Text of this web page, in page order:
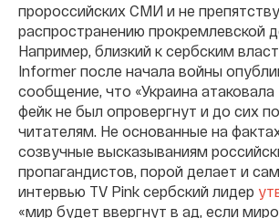
пророссийских СМИ и не
распространению прокремлевской
Например, близкий к сербским
Informer после начала войны
сообщение, что «Украина
фейк не был опровергнут и до сих
читателям. Не основанные на фактах
созвучные высказываниям
пропагандистов, порой делает и
интервью TV Pink сербский лидер
«мир будет ввергнут в ад, если